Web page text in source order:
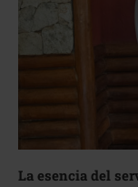
La esencia del